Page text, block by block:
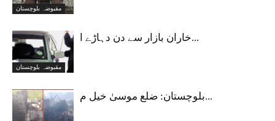
مقبوضہ بلوچستان
مقبوضہ بلوچستان
خاران بازار سے دن دہاڑے ا...
بلوچستان: ضلع موسیٰ خیل م...